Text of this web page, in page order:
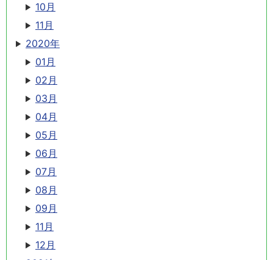
10月
11月
2020年
01月
02月
03月
04月
05月
06月
07月
08月
09月
11月
12月